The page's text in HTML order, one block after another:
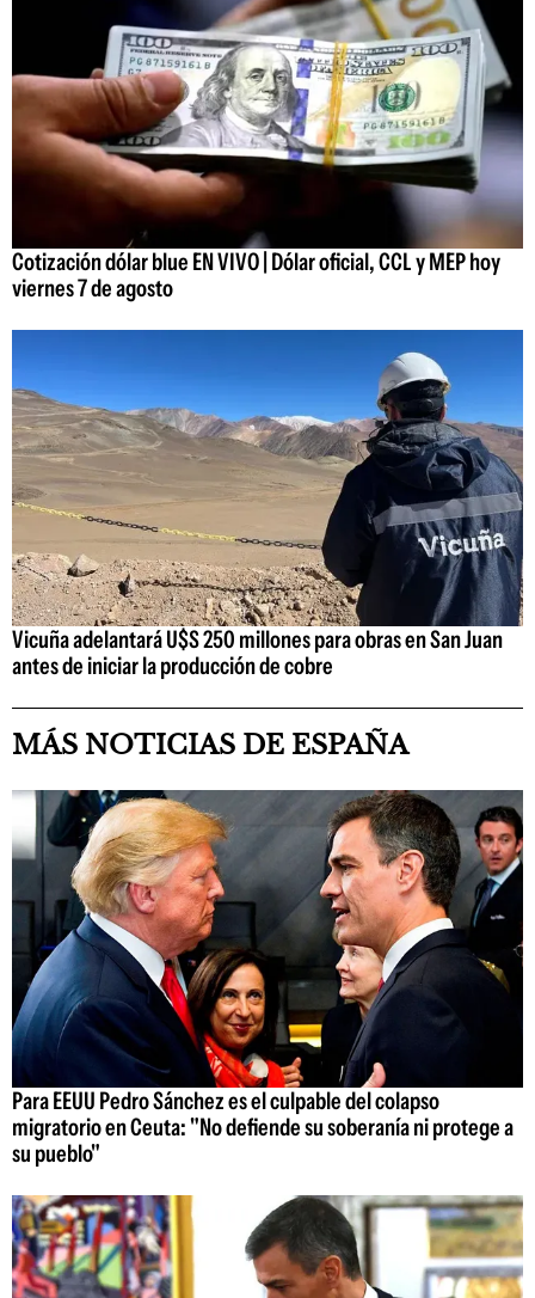
Cotización dólar blue EN VIVO | Dólar oficial, CCL y MEP hoy
viernes 7 de agosto
Vicuña adelantará U$S 250 millones para obras en San Juan
antes de iniciar la producción de cobre
MÁS NOTICIAS DE ESPAÑA
Para EEUU Pedro Sánchez es el culpable del colapso
migratorio en Ceuta: "No defiende su soberanía ni protege a
su pueblo"